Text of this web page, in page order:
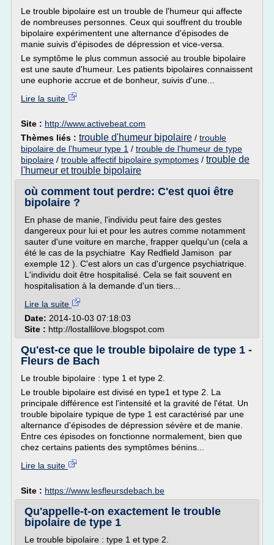
Le trouble bipolaire est un trouble de l'humeur qui affecte
de nombreuses personnes. Ceux qui souffrent du trouble
bipolaire expérimentent une alternance d'épisodes de
manie suivis d'épisodes de dépression et vice-versa.
Le symptôme le plus commun associé au trouble bipolaire
est une saute d'humeur. Les patients bipolaires connaissent
une euphorie accrue et de bonheur, suivis d'une...
Lire la suite
Site : http://www.activebeat.com
Thèmes liés : trouble d'humeur bipolaire / trouble
bipolaire de l'humeur type 1 / trouble de l'humeur de type
bipolaire / trouble affectif bipolaire symptomes / trouble de
l'humeur et trouble bipolaire
où comment tout perdre: C'est quoi être
bipolaire ?
En phase de manie, l'individu peut faire des gestes
dangereux pour lui et pour les autres comme notamment
sauter d'une voiture en marche, frapper quelqu'un (cela a
été le cas de la psychiatre Kay Redfield Jamison par
exemple 12 ). C'est alors un cas d'urgence psychiatrique.
L'individu doit être hospitalisé. Cela se fait souvent en
hospitalisation à la demande d'un tiers...
Lire la suite
Date: 2014-10-03 07:18:03
Site : http://lostallilove.blogspot.com
Qu'est-ce que le trouble bipolaire de type 1 -
Fleurs de Bach
Le trouble bipolaire : type 1 et type 2.
Le trouble bipolaire est divisé en type1 et type 2. La
principale différence est l'intensité et la gravité de l'état. Un
trouble bipolaire typique de type 1 est caractérisé par une
alternance d'épisodes de dépression sévère et de manie.
Entre ces épisodes on fonctionne normalement, bien que
chez certains patients des symptômes bénins...
Lire la suite
Site : https://www.lesfleursdebach.be
Qu'appelle-t-on exactement le trouble
bipolaire de type 1
Le trouble bipolaire : type 1 et type 2.